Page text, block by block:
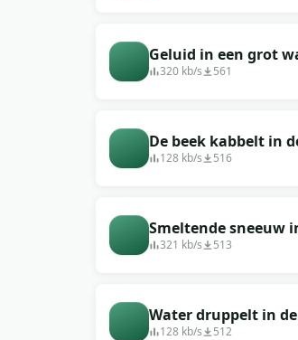
Geluid in een grot
constant druppelt
320 kb/s 561
De beek kabbelt in
128 kb/s 516
Smeltende sneeuw
grot valt
321 kb/s 513
Water druppelt in
128 kb/s 512